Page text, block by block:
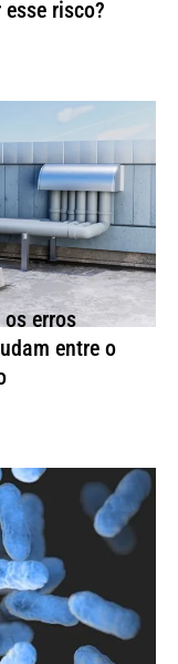
risco?
erros
entre o